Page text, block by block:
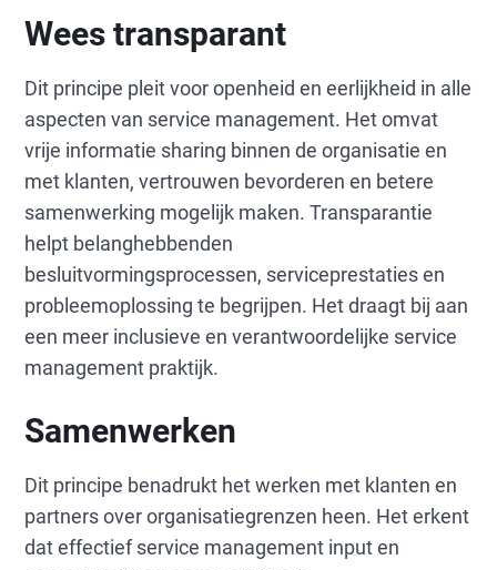
Wees transparant
Dit principe pleit voor openheid en eerlijkheid in alle
aspecten van service management. Het omvat
vrije informatie sharing binnen de organisatie en
met klanten, vertrouwen bevorderen en betere
samenwerking mogelijk maken. Transparantie
helpt belanghebbenden
besluitvormingsprocessen, serviceprestaties en
probleemoplossing te begrijpen. Het draagt bij aan
een meer inclusieve en verantwoordelijke service
management praktijk.
Samenwerken
Dit principe benadrukt het werken met klanten en
partners over organisatiegrenzen heen. Het erkent
dat effectief service management input en